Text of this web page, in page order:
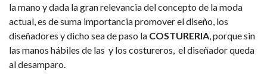
la mano y dada la gran relevancia del concepto de la moda
actual, es de suma importancia promover el diseño, los
diseñadores y dicho sea de paso la COSTURERIA, porque sin
las manos hábiles de las y los costureros, el diseñador queda
al desamparo.